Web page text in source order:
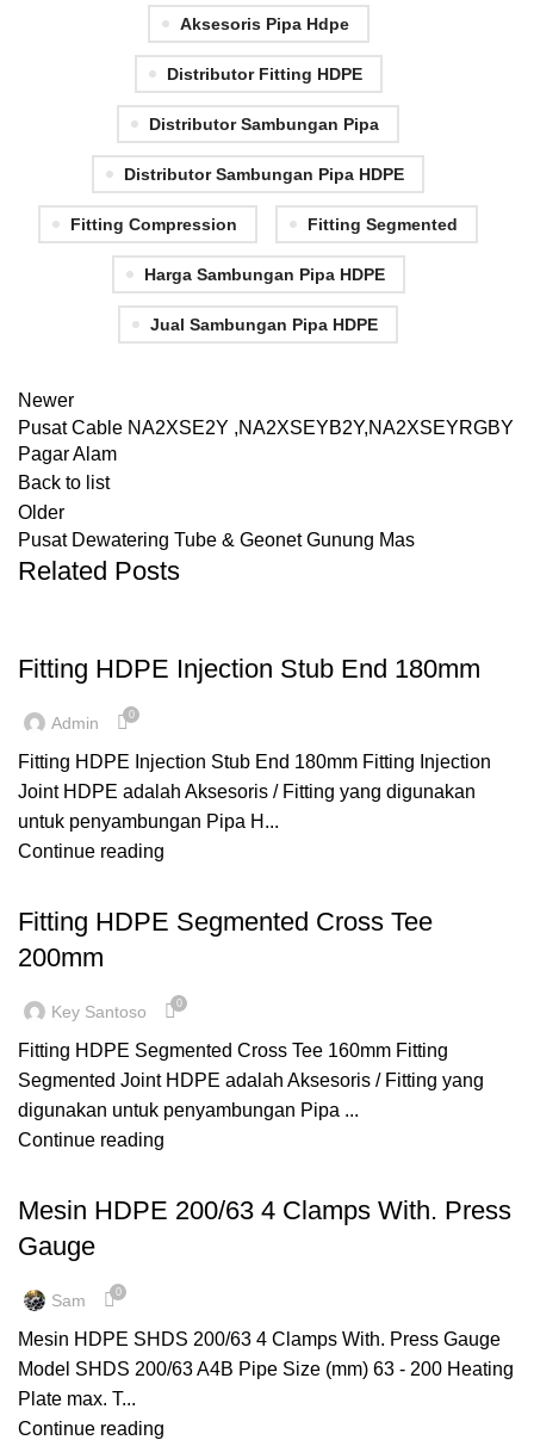
Aksesoris Pipa Hdpe
Distributor Fitting HDPE
Distributor Sambungan Pipa
Distributor Sambungan Pipa HDPE
Fitting Compression Fitting Segmented
Harga Sambungan Pipa HDPE
Jual Sambungan Pipa HDPE
Newer
Pusat Cable NA2XSE2Y ,NA2XSEYB2Y,NA2XSEYRGBY
Pagar Alam
Back to list
Older
Pusat Dewatering Tube & Geonet Gunung Mas
Related Posts
Fitting HDPE Injection Stub End 180mm
Admin 0
Fitting HDPE Injection Stub End 180mm Fitting Injection
Joint HDPE adalah Aksesoris / Fitting yang digunakan
untuk penyambungan Pipa H...
Continue reading
Fitting HDPE Segmented Cross Tee
200mm
Key Santoso 0
Fitting HDPE Segmented Cross Tee 160mm Fitting
Segmented Joint HDPE adalah Aksesoris / Fitting yang
digunakan untuk penyambungan Pipa ...
Continue reading
Mesin HDPE 200/63 4 Clamps With. Press
Gauge
Sam 0
Mesin HDPE SHDS 200/63 4 Clamps With. Press Gauge
Model SHDS 200/63 A4B Pipe Size (mm) 63 - 200 Heating
Plate max. T...
Continue reading